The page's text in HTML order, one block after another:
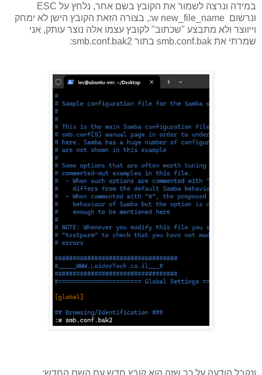
במידה ונרצה לשמור את הקובץ בשם אחר, נלחץ על ESC
ונרשום w new_file_name:, בצורה הזאת הקובץ הישן לא ימחק
וייווצר ולא מתבצע "שכתוב" לקובץ עצמו אלה נוצר עותק, אני
שמרתי את smb.conf.bak בתור smb.conf.bak2:
ונקבל הודעה על כך שזה הוא קובץ חדש עם השם החדש: